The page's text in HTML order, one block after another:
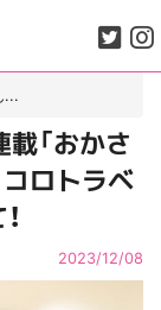
...
「おかさ
コロトラベ
2023/12/08